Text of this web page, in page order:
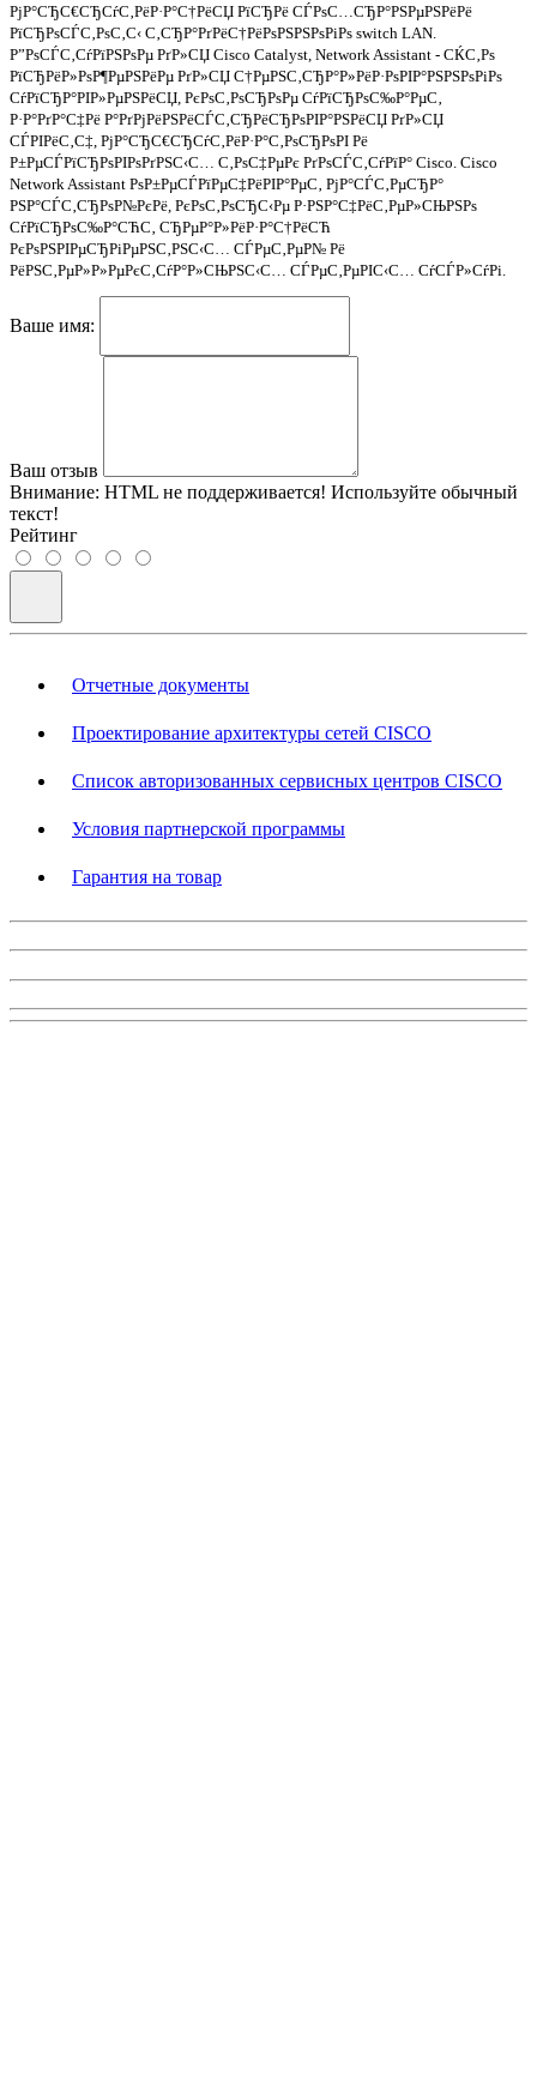
РјР°СЂС€СЂСѓС‚РёР·Р°С†РёСЏ РїСЂРё СЃРѕС…СЂР°РЅРµРЅРёРё
РїСЂРѕСЃС‚РѕС‚С‹ С‚СЂР°РґРёС†РёРѕРЅРЅРѕРіРѕ switch LAN.
Р”РѕСЃС‚СѓРїРЅРѕРµ РґР»СЏ Cisco Catalyst, Network Assistant - СЌС‚Рѕ
РїСЂРёР»РѕР¶РµРЅРёРµ РґР»СЏ С†РµРЅС‚СЂР°Р»РёР·РѕРІР°РЅРЅРѕРіРѕ
СѓРїСЂР°РІР»РµРЅРёСЏ, РєРѕС‚РѕСЂРѕРµ СѓРїСЂРѕС‰Р°РµС‚
Р·Р°РґР°С‡Рё Р°РґРјРёРЅРёСЃС‚СЂРёСЂРѕРІР°РЅРёСЏ РґР»СЏ
СЃРІРёС‚С‡, РјР°СЂС€СЂСѓС‚РёР·Р°С‚РѕСЂРѕРІ Рё
Р±РµСЃРїСЂРѕРІРѕРґРЅС‹С… С‚РѕС‡РµРє РґРѕСЃС‚СѓРїР° Cisco. Cisco
Network Assistant РѕР±РµСЃРїРµС‡РёРІР°РµС‚ РјР°СЃС‚РµСЂР°
РЅР°СЃС‚СЂРѕР№РєРё, РєРѕС‚РѕСЂС‹Рµ Р·РЅР°С‡РёС‚РµР»СЊРЅРѕ
СѓРїСЂРѕС‰Р°СЋС‚ СЂРµР°Р»РёР·Р°С†РёСЋ
РєРѕРЅРІРµСЂРіРµРЅС‚РЅС‹С… СЃРµС‚РµР№ Рё
РёРЅС‚РµР»Р»РµРєС‚СѓР°Р»СЊРЅС‹С… СЃРµС‚РµРІС‹С… СѓСЃР»СѓРі.
Ваше имя:
Ваш отзыв
Внимание: HTML не поддерживается! Используйте обычный
текст!
Рейтинг
Отчетные документы
Проектирование архитектуры сетей CISCO
Список авторизованных сервисных центров CISCO
Условия партнерской программы
Гарантия на товар